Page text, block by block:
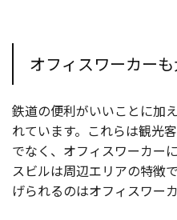
オフィスワーカー
鉄道の便利がいいことに加
れています。これらは観光
でなく、オフィスワーカー
スビルは周辺エリアの特徴
げられるのはオフィスワーカ